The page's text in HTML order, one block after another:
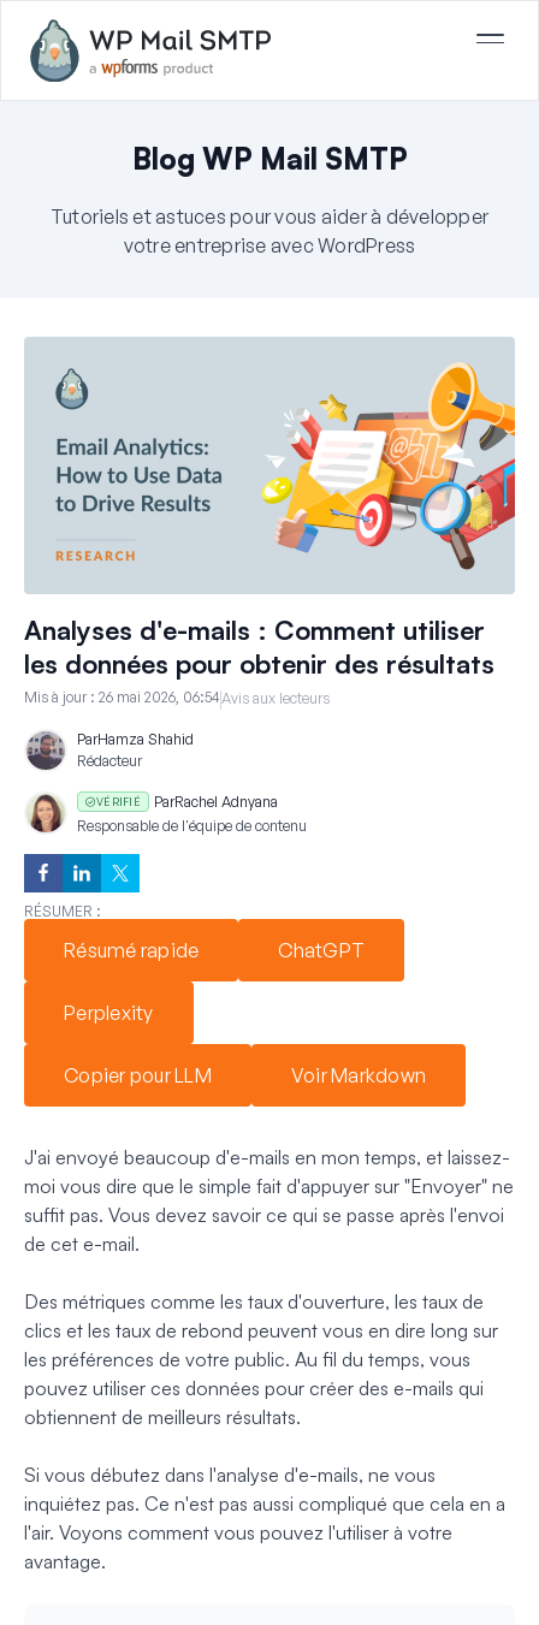
Blog WP Mail SMTP
Tutoriels et astuces pour vous aider à développer
votre entreprise avec WordPress
Analyses d'e-mails : Comment utiliser
les données pour obtenir des résultats
Mis à jour : 26 mai 2026, 06:54 Avis aux lecteurs
ParHamza Shahid
Rédacteur
VÉRIFIÉ ParRachel Adnyana
Responsable de l'équipe de contenu
RÉSUMER :
Résumé rapide ChatGPT
Perplexity
Copier pour LLM Voir Markdown
J'ai envoyé beaucoup d'e-mails en mon temps, et laissez-
moi vous dire que le simple fait d'appuyer sur "Envoyer" ne
suffit pas. Vous devez savoir ce qui se passe après l'envoi
de cet e-mail.
Des métriques comme les taux d'ouverture, les taux de
clics et les taux de rebond peuvent vous en dire long sur
les préférences de votre public. Au fil du temps, vous
pouvez utiliser ces données pour créer des e-mails qui
obtiennent de meilleurs résultats.
Si vous débutez dans l'analyse d'e-mails, ne vous
inquiétez pas. Ce n'est pas aussi compliqué que cela en a
l'air. Voyons comment vous pouvez l'utiliser à votre
avantage.